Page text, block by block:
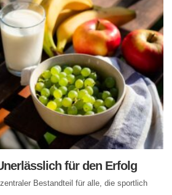
für den Erfolg
Bestandteil für alle, die sportlich